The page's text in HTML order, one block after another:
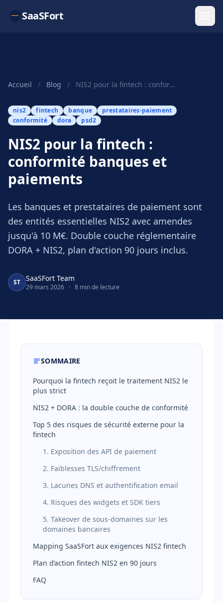
SaaSFort
Accueil / Blog / NIS2 pour la fintech : conformité banques et paiements
nis2 fintech banque
prestataires-paiement
conformité
dora psd2
NIS2 pour la fintech :
conformité banques et
paiements
Les banques et prestataires de paiement sont
des entités essentielles NIS2 avec amendes
jusqu'à 10 M€. Double couche réglementaire
DORA + NIS2, plan d'action 90 jours inclus.
ST SaaSFort Team
29 mars 2026 · 8 min de lecture
SOMMAIRE
Pourquoi la fintech reçoit le traitement NIS2 le
plus strict
NIS2 + DORA : la double couche de conformité
Top 5 des risques de sécurité externe pour la
fintech
1. Exposition des API de paiement
2. Faiblesses TLS/chiffrement
3. Lacunes DNS et authentification email
4. Risques des widgets et SDK tiers
5. Takeover de sous-domaines sur les
domaines bancaires
Mapping SaaSFort aux exigences NIS2 fintech
Plan d’action fintech NIS2 en 90 jours
FAQ